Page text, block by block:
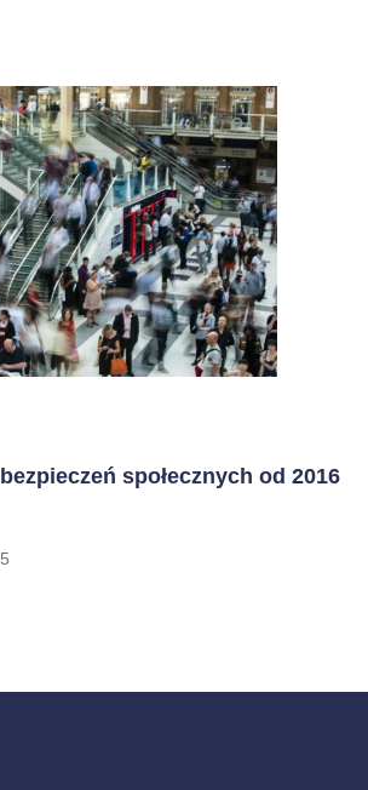
społecznych od 2016